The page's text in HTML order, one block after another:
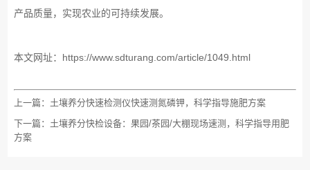
产品质量，实现农业的可持续发展。
本文网址： https://www.sdturang.com/article/1049.html
上一篇： 土壤养分快速检测仪快速测氮磷钾，科学指导施肥方案
下一篇： 土壤养分快检设备：果园/茶园/大棚现场速测，科学指导用肥
方案